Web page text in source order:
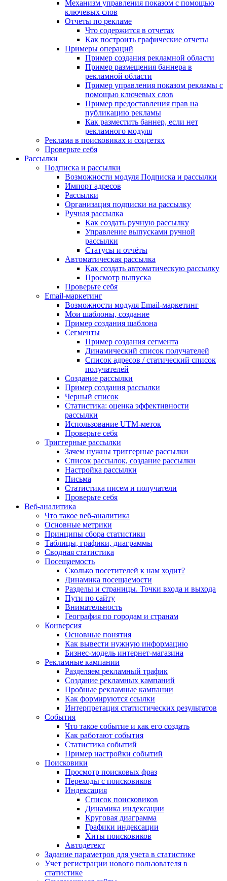
Механизм управления показом с помощью
ключевых слов
Отчеты по рекламе
Что содержится в отчетах
Как построить графические отчеты
Примеры операций
Пример создания рекламной области
Пример размещения баннера в
рекламной области
Пример управления показом рекламы с
помощью ключевых слов
Пример предоставления прав на
публикацию рекламы
Как разместить баннер, если нет
рекламного модуля
Реклама в поисковиках и соцсетях
Проверьте себя
Рассылки
Подписка и рассылки
Возможности модуля Подписка и рассылки
Импорт адресов
Рассылки
Организация подписки на рассылку
Ручная рассылка
Как создать ручную рассылку
Управление выпусками ручной
рассылки
Статусы и отчёты
Автоматическая рассылка
Как создать автоматическую рассылку
Просмотр выпуска
Проверьте себя
Email-маркетинг
Возможности модуля Email-маркетинг
Мои шаблоны, создание
Пример создания шаблона
Сегменты
Пример создания сегмента
Динамический список получателей
Список адресов / статический список
получателей
Создание рассылки
Пример создания рассылки
Черный список
Статистика: оценка эффективности
рассылки
Использование UTM-меток
Проверьте себя
Триггерные рассылки
Зачем нужны триггерные рассылки
Список рассылок, создание рассылки
Настройка рассылки
Письма
Статистика писем и получатели
Проверьте себя
Веб-аналитика
Что такое веб-аналитика
Основные метрики
Принципы сбора статистики
Таблицы, графики, диаграммы
Сводная статистика
Посещаемость
Сколько посетителей к нам ходит?
Динамика посещаемости
Разделы и страницы. Точки входа и выхода
Пути по сайту
Внимательность
География по городам и странам
Конверсия
Основные понятия
Как вывести нужную информацию
Бизнес-модель интернет-магазина
Рекламные кампании
Разделяем рекламный трафик
Создание рекламных кампаний
Пробные рекламные кампании
Как формируются ссылки
Интерпретация статистических результатов
События
Что такое событие и как его создать
Как работают события
Статистика событий
Пример настройки событий
Поисковики
Просмотр поисковых фраз
Переходы с поисковиков
Индексация
Список поисковиков
Динамика индексации
Круговая диаграмма
Графики индексации
Хиты поисковиков
Автодетект
Задание параметров для учета в статистике
Учет регистрации нового пользователя в
статистике